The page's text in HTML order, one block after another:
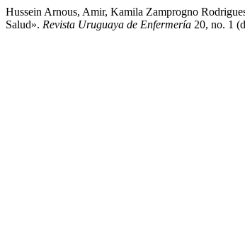
Hussein Arnous, Amir, Kamila Zamprogno
Salud». Revista Uruguaya de Enfermería 20, no. 1